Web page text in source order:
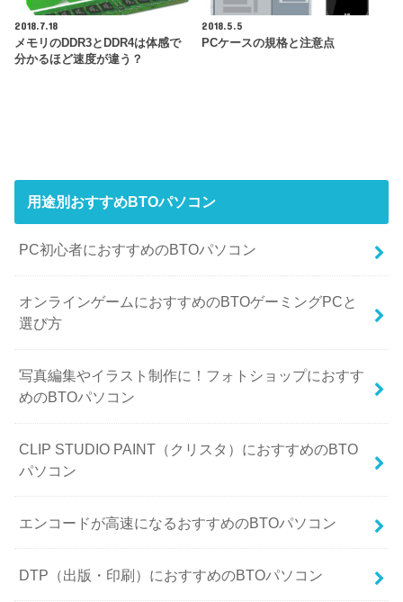
2018.7.18
メモリのDDR3とDDR4は体感で
分かるほど速度が違う？
2018.5.5
PCケースの規格と注意点
用途別おすすめBTOパソコン
PC初心者におすすめのBTOパソコン
オンラインゲームにおすすめのBTOゲーミングPCと
選び方
写真編集やイラスト制作に！フォトショップにおすす
めのBTOパソコン
CLIP STUDIO PAINT（クリスタ）におすすめのBTO
パソコン
エンコードが高速になるおすすめのBTOパソコン
DTP（出版・印刷）におすすめのBTOパソコン